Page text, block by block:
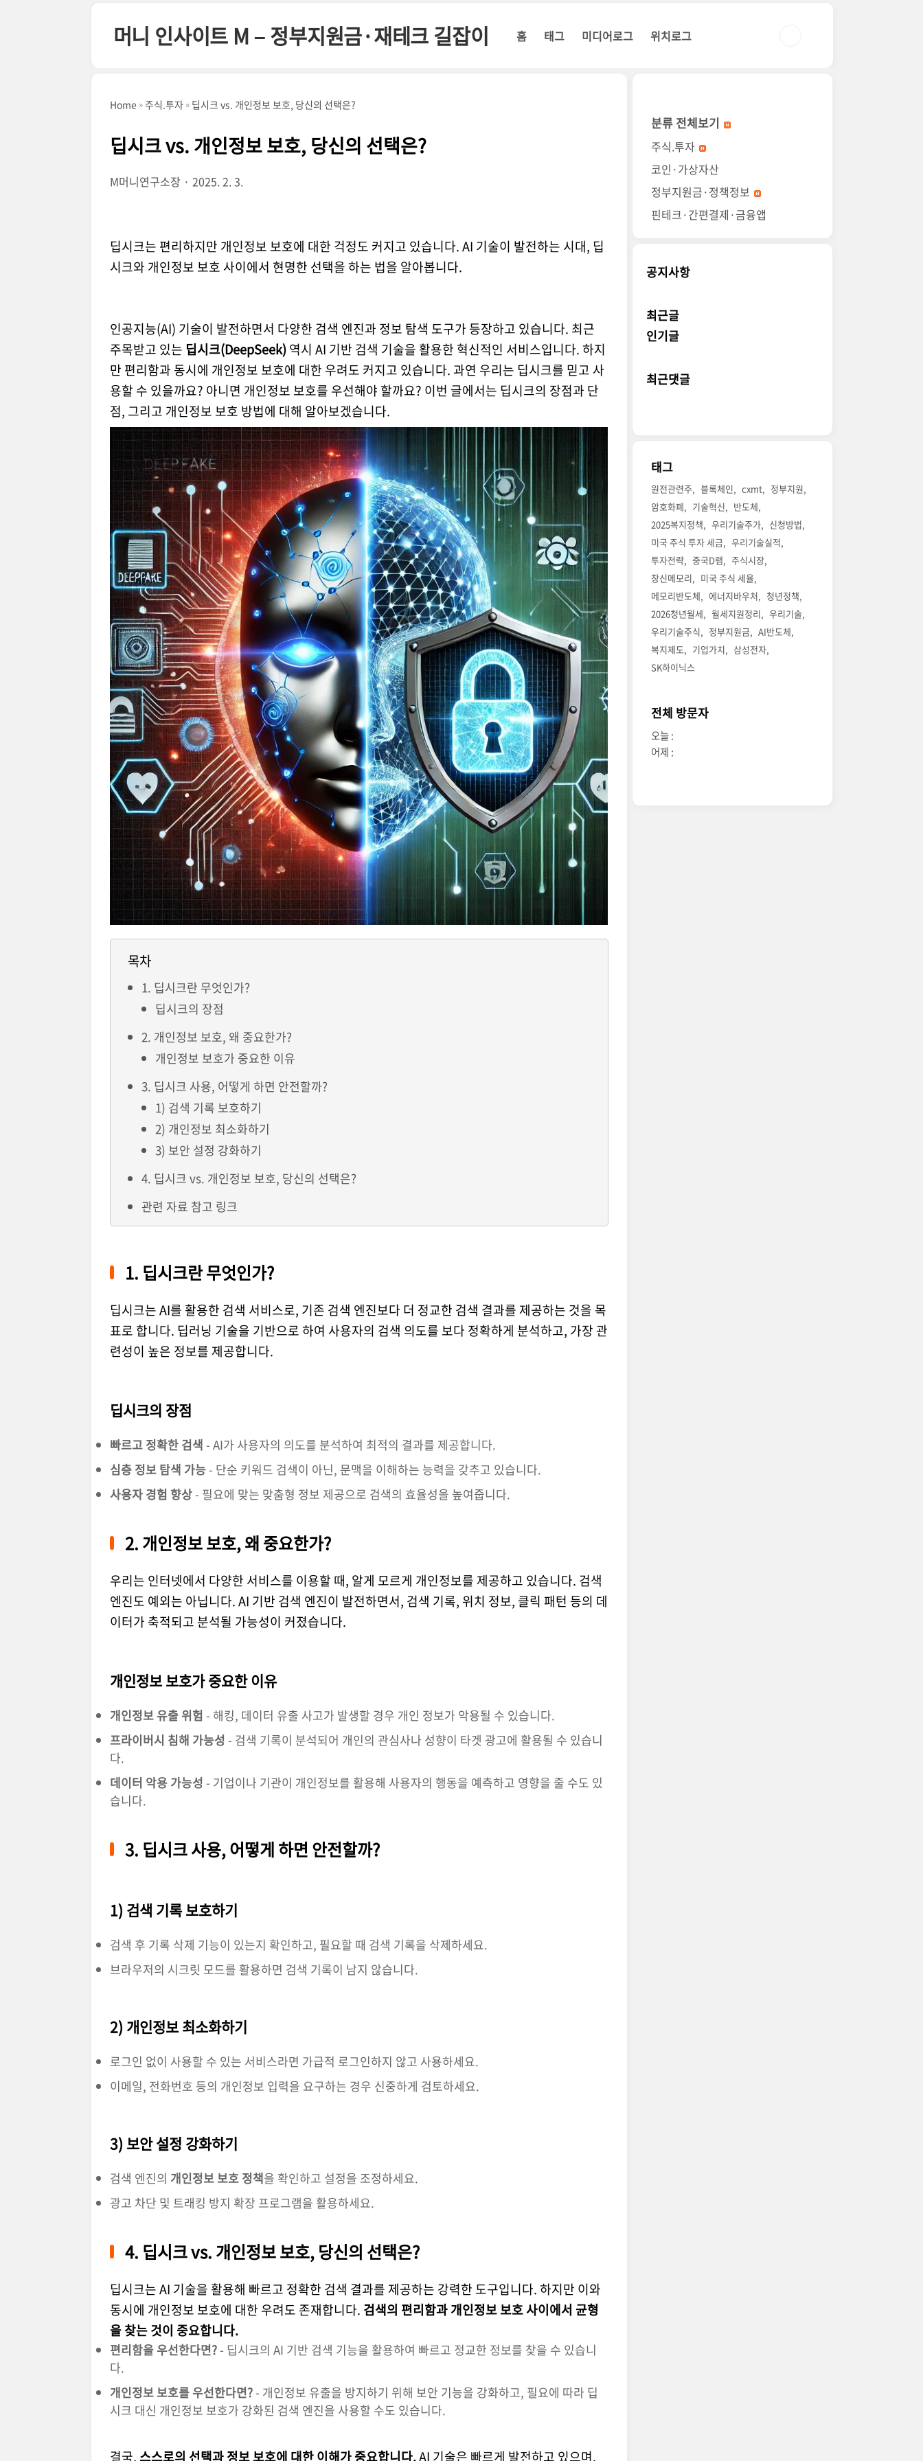
머니 인사이트 M – 정부지원금·재테크 길잡이 홈 태그 미디어로그 위치로그
Home 주식.투자 딥시크 vs. 개인정보 보호, 당신의 선택은?
딥시크 vs. 개인정보 보호, 당신의 선택은?
M머니연구소장 2025. 2. 3.
딥시크는 편리하지만 개인정보 보호에 대한 걱정도 커지고 있습니다. AI 기술이 발전하는 시대, 딥
시크와 개인정보 보호 사이에서 현명한 선택을 하는 법을 알아봅니다.
인공지능(AI) 기술이 발전하면서 다양한 검색 엔진과 정보 탐색 도구가 등장하고 있습니다. 최근
주목받고 있는 딥시크(DeepSeek)역시 AI 기반 검색 기술을 활용한 혁신적인 서비스입니다. 하지
만 편리함과 동시에 개인정보 보호에 대한 우려도 커지고 있습니다. 과연 우리는 딥시크를 믿고 사
용할 수 있을까요? 아니면 개인정보 보호를 우선해야 할까요? 이번 글에서는 딥시크의 장점과 단
점, 그리고 개인정보 보호 방법에 대해 알아보겠습니다.
목차
1. 딥시크란 무엇인가?
딥시크의 장점
2. 개인정보 보호, 왜 중요한가?
개인정보 보호가 중요한 이유
3. 딥시크 사용, 어떻게 하면 안전할까?
1) 검색 기록 보호하기
2) 개인정보 최소화하기
3) 보안 설정 강화하기
4. 딥시크 vs. 개인정보 보호, 당신의 선택은?
관련 자료 참고 링크
1. 딥시크란 무엇인가?
딥시크는 AI를 활용한 검색 서비스로, 기존 검색 엔진보다 더 정교한 검색 결과를 제공하는 것을 목
표로 합니다. 딥러닝 기술을 기반으로 하여 사용자의 검색 의도를 보다 정확하게 분석하고, 가장 관
련성이 높은 정보를 제공합니다.
딥시크의 장점
빠르고 정확한 검색 - AI가 사용자의 의도를 분석하여 최적의 결과를 제공합니다.
심층 정보 탐색 가능- 단순 키워드 검색이 아닌, 문맥을 이해하는 능력을 갖추고 있습니다.
사용자 경험 향상- 필요에 맞는 맞춤형 정보 제공으로 검색의 효율성을 높여줍니다.
2. 개인정보 보호, 왜 중요한가?
우리는 인터넷에서 다양한 서비스를 이용할 때, 알게 모르게 개인정보를 제공하고 있습니다. 검색
엔진도 예외는 아닙니다. AI 기반 검색 엔진이 발전하면서, 검색 기록, 위치 정보, 클릭 패턴 등의 데
이터가 축적되고 분석될 가능성이 커졌습니다.
개인정보 보호가 중요한 이유
개인정보 유출 위험 - 해킹, 데이터 유출 사고가 발생할 경우 개인 정보가 악용될 수 있습니다.
프라이버시 침해 가능성 - 검색 기록이 분석되어 개인의 관심사나 성향이 타겟 광고에 활용될 수 있습니
다.
데이터 악용 가능성 - 기업이나 기관이 개인정보를 활용해 사용자의 행동을 예측하고 영향을 줄 수도 있
습니다.
3. 딥시크 사용, 어떻게 하면 안전할까?
1) 검색 기록 보호하기
검색 후 기록 삭제 기능이 있는지 확인하고, 필요할 때 검색 기록을 삭제하세요.
브라우저의 시크릿 모드를 활용하면 검색 기록이 남지 않습니다.
2) 개인정보 최소화하기
로그인 없이 사용할 수 있는 서비스라면 가급적 로그인하지 않고 사용하세요.
이메일, 전화번호 등의 개인정보 입력을 요구하는 경우 신중하게 검토하세요.
3) 보안 설정 강화하기
검색 엔진의 개인정보 보호 정책을 확인하고 설정을 조정하세요.
광고 차단 및 트래킹 방지 확장 프로그램을 활용하세요.
4. 딥시크 vs. 개인정보 보호, 당신의 선택은?
딥시크는 AI 기술을 활용해 빠르고 정확한 검색 결과를 제공하는 강력한 도구입니다. 하지만 이와
동시에 개인정보 보호에 대한 우려도 존재합니다. 검색의 편리함과 개인정보 보호 사이에서 균형
을 찾는 것이 중요합니다.
편리함을 우선한다면?- 딥시크의 AI 기반 검색 기능을 활용하여 빠르고 정교한 정보를 찾을 수 있습니
다.
개인정보 보호를 우선한다면?- 개인정보 유출을 방지하기 위해 보안 기능을 강화하고, 필요에 따라 딥
시크 대신 개인정보 보호가 강화된 검색 엔진을 사용할 수도 있습니다.
결국, 스스로의 선택과 정보 보호에 대한 이해가 중요합니다.AI 기술은 빠르게 발전하고 있으며,
분류 전체보기
주식.투자
코인·가상자산
정부지원금·정책정보
핀테크·간편결제·금융앱
공지사항
최근글
인기글
최근댓글
태그
원전관련주 블록체인 cxmt
정부지원
암호화폐
기술혁신
반도체
2025복지정책
우리기술주가
신청방법
미국 주식 투자 세금
우리기술실적
투자전략
중국D램
주식시장
창신메모리
미국 주식 세율
메모리반도체
에너지바우처
청년정책
2026청년월세
월세지원정리
우리기술
우리기술주식
정부지원금
AI반도체
복지제도
기업가치
삼성전자
SK하이닉스
전체 방문자
오늘 :
어제 :